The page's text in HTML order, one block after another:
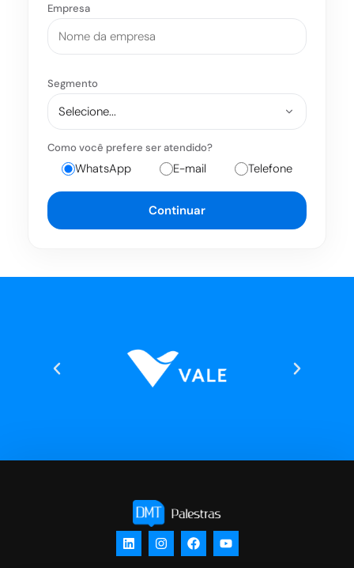
Empresa
Segmento
Como você prefere ser atendido?
WhatsApp E-mail Telefone
Continuar